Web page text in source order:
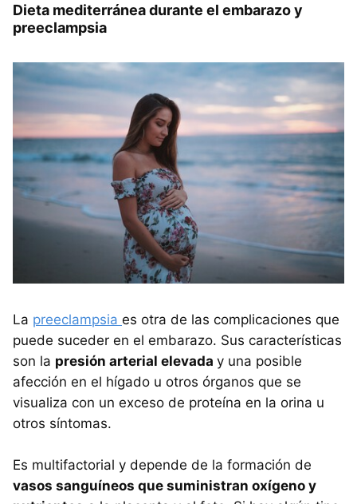
Dieta mediterránea durante el embarazo y
preeclampsia
La preeclampsia es otra de las complicaciones que
puede suceder en el embarazo. Sus características
son la presión arterial elevada y una posible
afección en el hígado u otros órganos que se
visualiza con un exceso de proteína en la orina u
otros síntomas.
Es multifactorial y depende de la formación de
vasos sanguíneos que suministran oxígeno y